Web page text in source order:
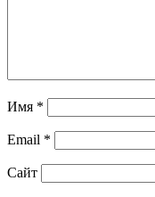
Имя *
Email *
Сайт